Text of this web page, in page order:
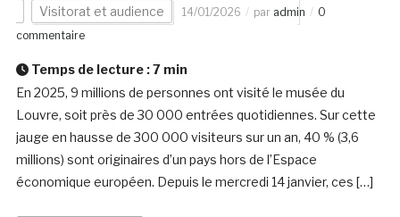
Visitorat et audience 14/01/2026 par admin
0
commentaire
Temps de lecture :7 min
En 2025, 9 millions de personnes ont visité le musée du
Louvre, soit près de 30 000 entrées quotidiennes. Sur cette
jauge en hausse de 300 000 visiteurs sur un an, 40 % (3,6
millions) sont originaires d’un pays hors de l’Espace
économique européen. Depuis le mercredi 14 janvier, ces […]